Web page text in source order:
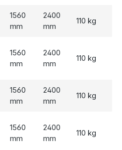
1560
mm
2400
mm
110 kg
1560
mm
2400
mm
110 kg
1560
mm
2400
mm
110 kg
1560
mm
2400
mm
110 kg